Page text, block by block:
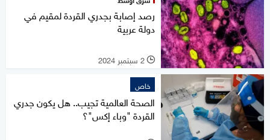
رصد إصابة بجدري القردة لمقيم في
دولة عربية
l 2 سبتمبر 2024
خاص
الصحة العالمية تجيب.. هل يكون جدري
القردة "وباء إكس"؟